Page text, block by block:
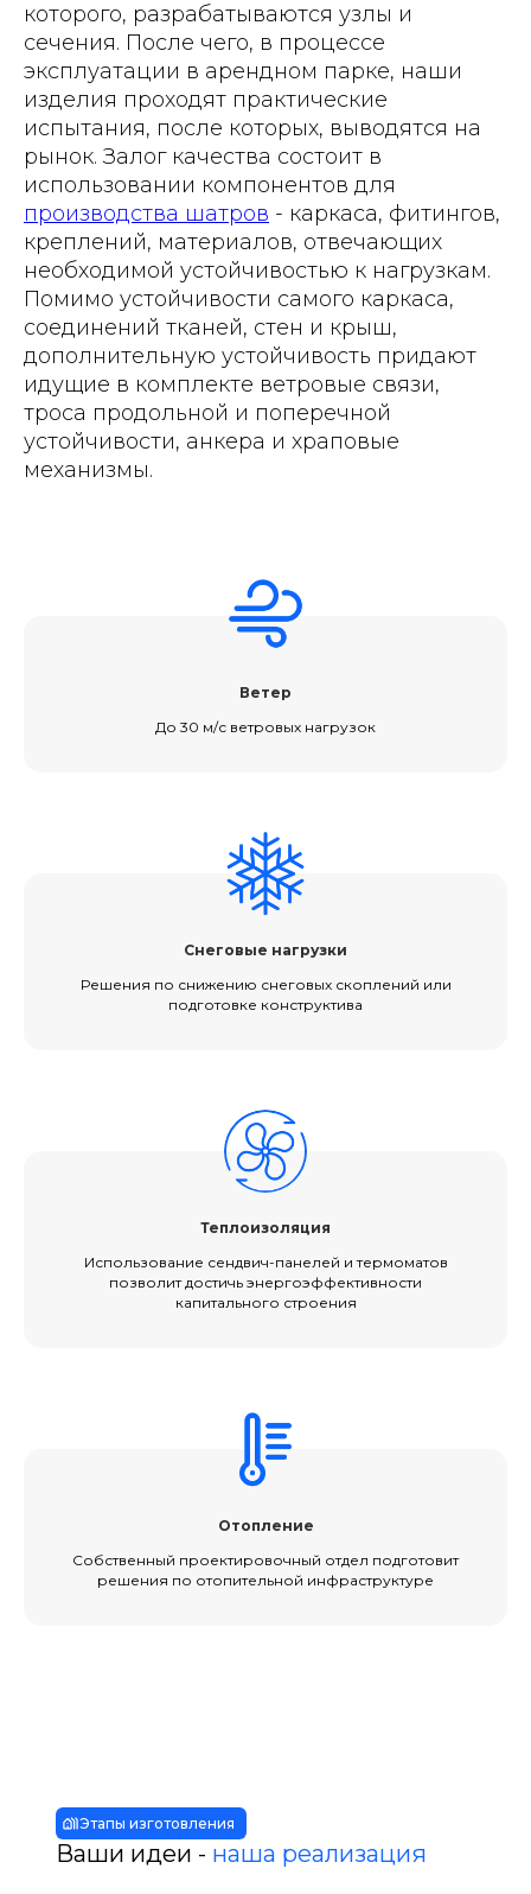
которого, разрабатываются узлы и
сечения. После чего, в процессе
эксплуатации в арендном парке, наши
изделия проходят практические
испытания, после которых, выводятся на
рынок. Залог качества состоит в
использовании компонентов для
производства шатров - каркаса, фитингов,
креплений, материалов, отвечающих
необходимой устойчивостью к нагрузкам.
Помимо устойчивости самого каркаса,
соединений тканей, стен и крыш,
дополнительную устойчивость придают
идущие в комплекте ветровые связи,
троса продольной и поперечной
устойчивости, анкера и храповые
механизмы.
Ветер
До 30 м/с ветровых нагрузок
Снеговые нагрузки
Решения по снижению снеговых скоплений или
подготовке конструктива
Теплоизоляция
Использование сендвич-панелей и термоматов
позволит достичь энергоэффективности
капитального строения
Отопление
Собственный проектировочный отдел подготовит
решения по отопительной инфраструктуре
Ваши идеи - наша реализация
Этапы изготовления